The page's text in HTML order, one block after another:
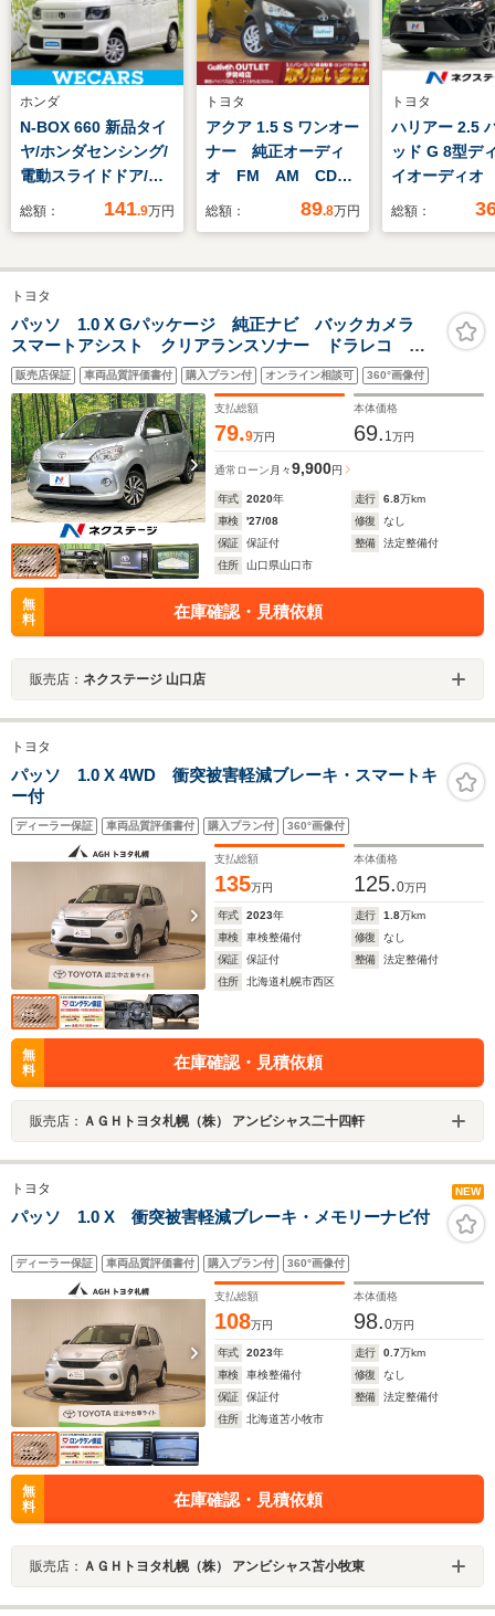
ホンダ
N-BOX 660 新品タイ
ヤ/ホンダセンシング/
電動スライドドア/車
線逸脱防止支援システ
り防止装置/アイドリ
ングストップ/禁煙車/
エアバッグ 運転席
総額： 141.9万円
トヨタ
アクア 1.5 S ワンオー
ナー 純正オーディ
オ FM AM CD
ビルトインETC 横滑
ー パワーステアリン
ウ 純正ホイールキャ
ップ デジタルメータ
ー ABS
総額： 89.8万円
トヨタ
ハリアー 2.5
ッド G 8型デ
イオーディ
カメラ 衝突
ックドア ハ
ト 障害物セ
BSM ETC
コ デジタル
ミラー
総額：
トヨタ
パッソ 1.0 X Gパッケージ 純正ナビ バックカメラ
スマートアシスト クリアランスソナー ドラレコ
ETC LEDヘッドライト スマートキー Bluetooth 純
正14インチAW オートハイビーム 禁煙車 ワンオーナ
ー
販売店保証 車両品質評価書付 購入プラン付 オンライン相談可 360°画像付
支払総額
79.9万円
本体価格
69. 1万円
通常ローン 月々9,900円
年式 2020年 走行 6.8万km
車検
'27/08 修復
なし
保証
保証付 整備
法定整備付
住所
山口県山口市
無
料
在庫確認・見積依頼
販売店： ネクステージ 山口店
トヨタ
パッソ 1.0 X 4WD 衝突被害軽減ブレーキ・スマートキ
ー付
ディーラー保証 車両品質評価書付 購入プラン付 360°画像付
支払総額
135万円
本体価格
125.0万円
年式 2023年 走行 1.8万km
車検
車検整備付 修復
なし
保証
保証付 整備
法定整備付
住所
北海道札幌市西区
無
料
在庫確認・見積依頼
販売店： ＡＧＨトヨタ札幌（株） アンビシャス二十四軒
トヨタ NEW
パッソ 1.0 X 衝突被害軽減ブレーキ・メモリーナビ付
ディーラー保証 車両品質評価書付 購入プラン付 360°画像付
支払総額
108万円
本体価格
98.0万円
年式 2023年 走行 0.7万km
車検
車検整備付 修復
なし
保証
保証付 整備
法定整備付
住所
北海道苫小牧市
無
料
在庫確認・見積依頼
販売店： ＡＧＨトヨタ札幌（株） アンビシャス苫小牧東